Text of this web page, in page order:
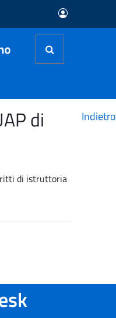
di
di istruttoria
Indietro